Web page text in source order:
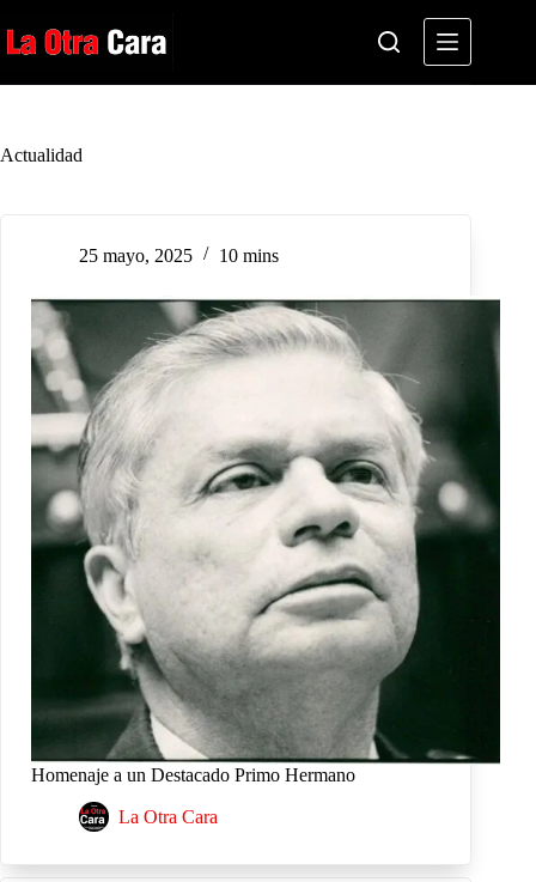
al
contenido
Actualidad
25 mayo, 2025 10 mins
Homenaje a un Destacado Primo Hermano
La Otra Cara